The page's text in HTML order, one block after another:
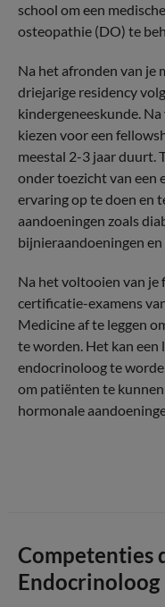
school om een
osteopathie (DO) te
Na het afronden van je
driejarige residency
kindergeneeskunde.
kiezen voor een
meestal 2-3 jaar duurt.
onder toezicht van een
ervaring op te doen en
aandoeningen zoals
bijnieraandoeningen
Na het voltooien van je
certificatie-examens
Medicine af te leggen
te worden. Het kan een
endocrinoloog te
om patiënten te
hormonale
Competenties
Endocrinoloog